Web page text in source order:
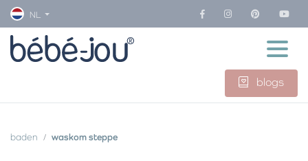
NL
blogs
baden waskom steppe